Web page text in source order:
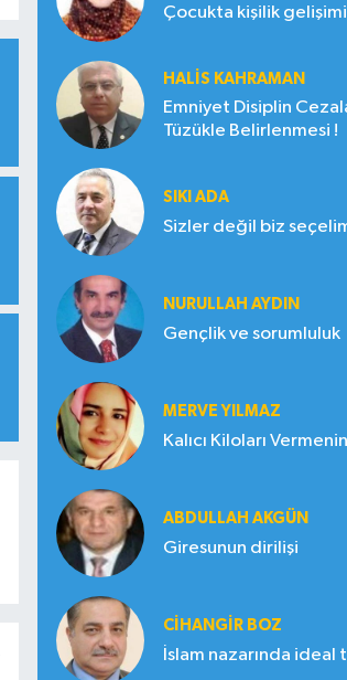
Çocukta kişilik gelişimi
HALIS KAHRAMAN
Emniyet Disiplin
Tüzükle Belirlenmesi !
SIKI ADA
Sizler değil biz
NURULLAH AYDIN
Gençlik ve sorumluluk
MERVE YILMAZ
Kalıcı Kiloları
ABDULLAH AKGÜN
Giresunun dirilişi
CIHANGIR BOZ
İslam nazarında ideal